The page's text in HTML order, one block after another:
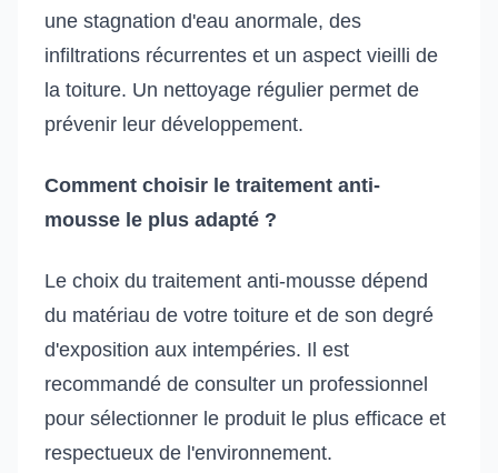
une stagnation d'eau anormale, des
infiltrations récurrentes et un aspect vieilli de
la toiture. Un nettoyage régulier permet de
prévenir leur développement.
Comment choisir le traitement anti-
mousse le plus adapté ?
Le choix du traitement anti-mousse dépend
du matériau de votre toiture et de son degré
d'exposition aux intempéries. Il est
recommandé de consulter un professionnel
pour sélectionner le produit le plus efficace et
respectueux de l'environnement.